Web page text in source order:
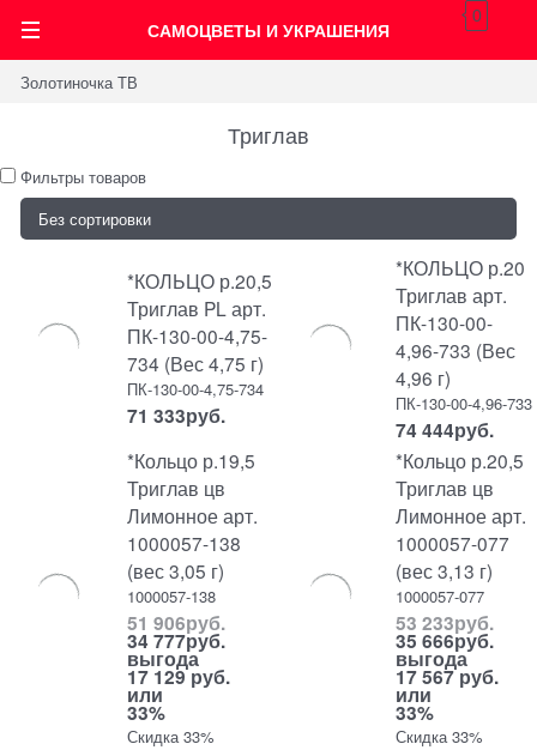
САМОЦВЕТЫ И УКРАШЕНИЯ
0
Золотиночка ТВ
Триглав
Фильтры товаров
*КОЛЬЦО р.20,5
Триглав PL арт.
ПК-130-00-4,75-
734 (Вес 4,75 г)
ПК-130-00-4,75-734
71 333руб.
*КОЛЬЦО р.20
Триглав арт.
ПК-130-00-
4,96-733 (Вес
4,96 г)
ПК-130-00-4,96-733
74 444руб.
*Кольцо р.19,5
Триглав цв
Лимонное арт.
1000057-138
(вес 3,05 г)
1000057-138
51 906руб.
34 777руб.
выгода
17 129 руб.
или
33%
Скидка 33%
*Кольцо р.20,5
Триглав цв
Лимонное арт.
1000057-077
(вес 3,13 г)
1000057-077
53 233руб.
35 666руб.
выгода
17 567 руб.
или
33%
Скидка 33%